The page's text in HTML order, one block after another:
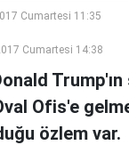
Cumartesi 11:35
Cumartesi 14:38
Ofis'e
özlem var.